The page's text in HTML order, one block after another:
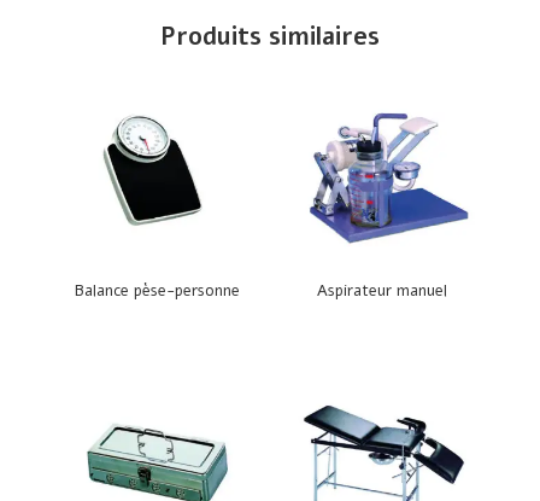
Produits similaires
Balance pèse-personne Aspirateur manuel